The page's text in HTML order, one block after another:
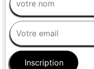
Inscription